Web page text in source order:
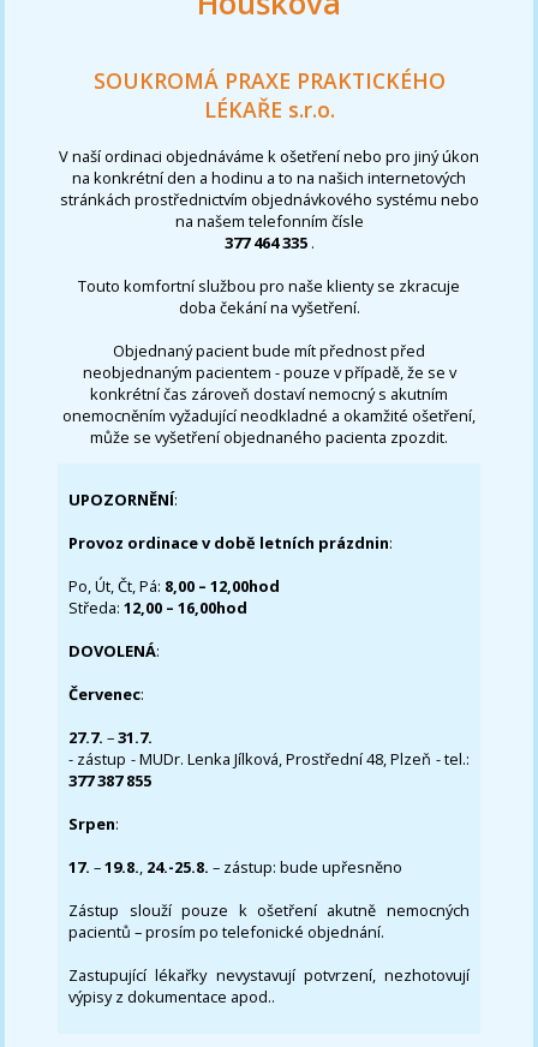
SOUKROMÁ PRAXE PRAKTICKÉHO
LÉKAŘE s.r.o.
V naší ordinaci objednáváme k ošetření nebo pro jiný úkon
na konkrétní den a hodinu a to na našich internetových
stránkách prostřednictvím objednávkového systému nebo
na našem telefonním čísle
377 464 335 .
Touto komfortní službou pro naše klienty se zkracuje
doba čekání na vyšetření.
Objednaný pacient bude mít přednost před
neobjednaným pacientem - pouze v případě, že se v
konkrétní čas zároveň dostaví nemocný s akutním
onemocněním vyžadující neodkladné a okamžité ošetření,
může se vyšetření objednaného pacienta zpozdit.
UPOZORNĚNÍ:
Provoz ordinace v době letních prázdnin:
Po, Út, Čt, Pá: 8,00 – 12,00hod
Středa:12,00 – 16,00hod
DOVOLENÁ:
Červenec:
27.7.–31.7.
- zástup - MUDr. Lenka Jílková, Prostřední 48, Plzeň - tel.:
377 387 855
Srpen:
17. –19.8., 24.-25.8. – zástup: bude upřesněno
Zástup slouží pouze k ošetření akutně nemocných
pacientů – prosím po telefonické objednání.
Zastupující lékařky nevystavují potvrzení, nezhotovují
výpisy z dokumentace apod..